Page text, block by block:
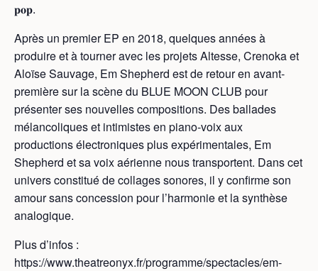
𝐩𝐨𝐩.
Après un premier EP en 2018, quelques années à
produire et à tourner avec les projets Altesse, Crenoka et
Aloïse Sauvage, Em Shepherd est de retour en avant-
première sur la scène du BLUE MOON CLUB pour
présenter ses nouvelles compositions. Des ballades
mélancoliques et intimistes en piano-voix aux
productions électroniques plus expérimentales, Em
Shepherd et sa voix aérienne nous transportent. Dans cet
univers constitué de collages sonores, il y confirme son
amour sans concession pour l’harmonie et la synthèse
analogique.
Plus d’infos :
https://www.theatreonyx.fr/programme/spectacles/em-